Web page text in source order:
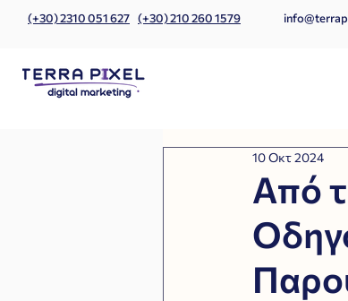
(+30) 2310 051 627 (+30) 210 260 1579
Από
10 Οκτ 2024